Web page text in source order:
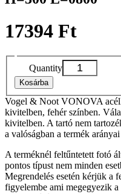
17394 Ft
Quantity
Kosárba
Vogel & Noot VONOVA
kivitelben, fehér színben.
kivitelben. A tartó nem
a valóságban a termék
A terméknél feltűntetett fotó
pontos típust nem minden
Megrendelés esetén kérjük a
figyelembe ami megegyezik